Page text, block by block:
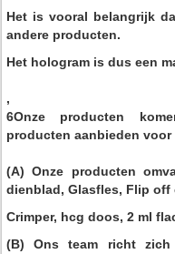
Het is vooral belangrijk
andere producten.
Het hologram is dus een
,
6Onze producten
producten aanbieden
(A) Onze producten
dienblad, Glasfles, Flip off
Crimper, hcg doos, 2 ml
(B) Ons team richt